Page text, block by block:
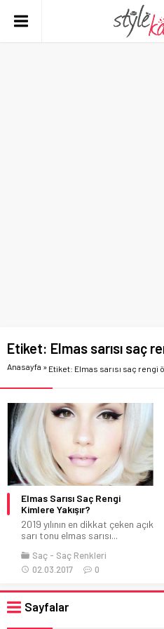
Etiket: Elmas sarısı saç
Anasayfa » Etiket: Elmas sarısı saç rengi
Elmas Sarısı Saç Rengi
Kimlere Yakışır?
2019 yılının en dikkat çeken açık
sarı tonu elmas sarısı...
Saç
Saç Renkleri
02.03.2017
0
Sayfalar